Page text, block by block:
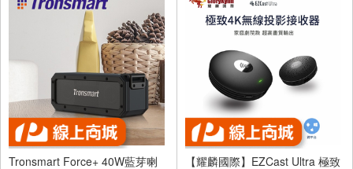
Tronsmart Force+ 40W藍芽喇
【耀麟國際】EZCast Ultra 極致